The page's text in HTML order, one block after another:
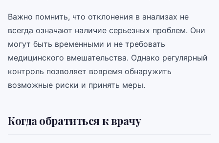
Важно помнить, что отклонения в анализах не
всегда означают наличие серьезных проблем. Они
могут быть временными и не требовать
медицинского вмешательства. Однако регулярный
контроль позволяет вовремя обнаружить
возможные риски и принять меры.
Когда обратиться к врачу